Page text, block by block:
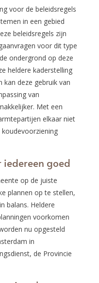
voor de beleidsregels
in een gebied
beleidsregels zijn
voor dit type
ondergrond op deze
heldere kaderstelling
deze gebruik van
van
Met een
elkaar niet
iedereen goed
op de juiste
plannen op te stellen,
balans. Heldere
voorkomen
nu opgesteld
in
de Provincie